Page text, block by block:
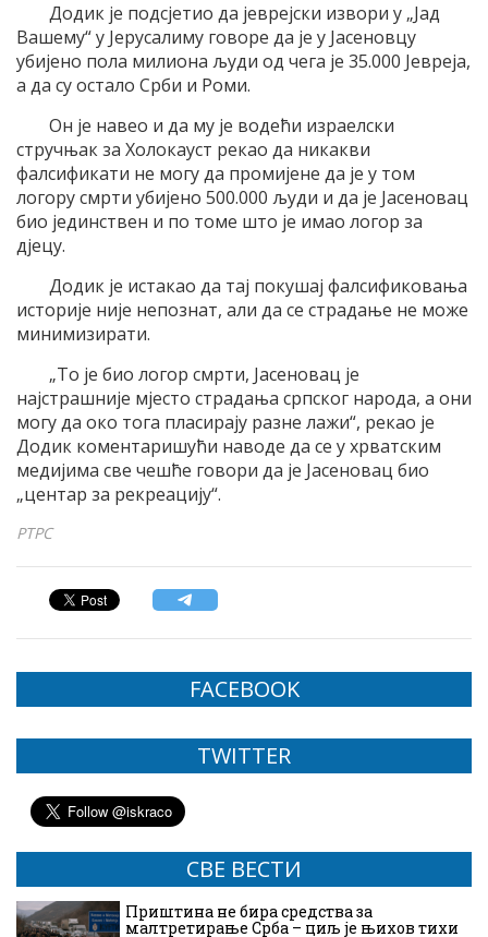
Додик је подсјетио да јеврејски извори у „Јад
Вашему“ у Јерусалиму говоре да је у Јасеновцу
убијено пола милиона људи од чега је 35.000 Јевреја,
а да су остало Срби и Роми.
Он је навео и да му је водећи израелски
стручњак за Холокауст рекао да никакви
фалсификати не могу да промијене да је у том
логору смрти убијено 500.000 људи и да је Јасеновац
био јединствен и по томе што је имао логор за
дјецу.
Додик је истакао да тај покушај фалсификовања
историје није непознат, али да се страдање не може
минимизирати.
„То је био логор смрти, Јасеновац је
најстрашније мјесто страдања српског народа, а они
могу да око тога пласирају разне лажи“, рекао је
Додик коментаришући наводе да се у хрватским
медијима све чешће говори да је Јасеновац био
„центар за рекреацију“.
РТРС
FACEBOOK
TWITTER
СВЕ ВЕСТИ
Приштина не бира средства за
малтретирање Срба – циљ је њихов тихи